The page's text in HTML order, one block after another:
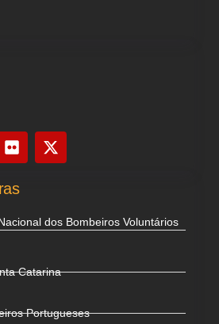
dos Bombeiros Voluntários
Catarina
Portugueses